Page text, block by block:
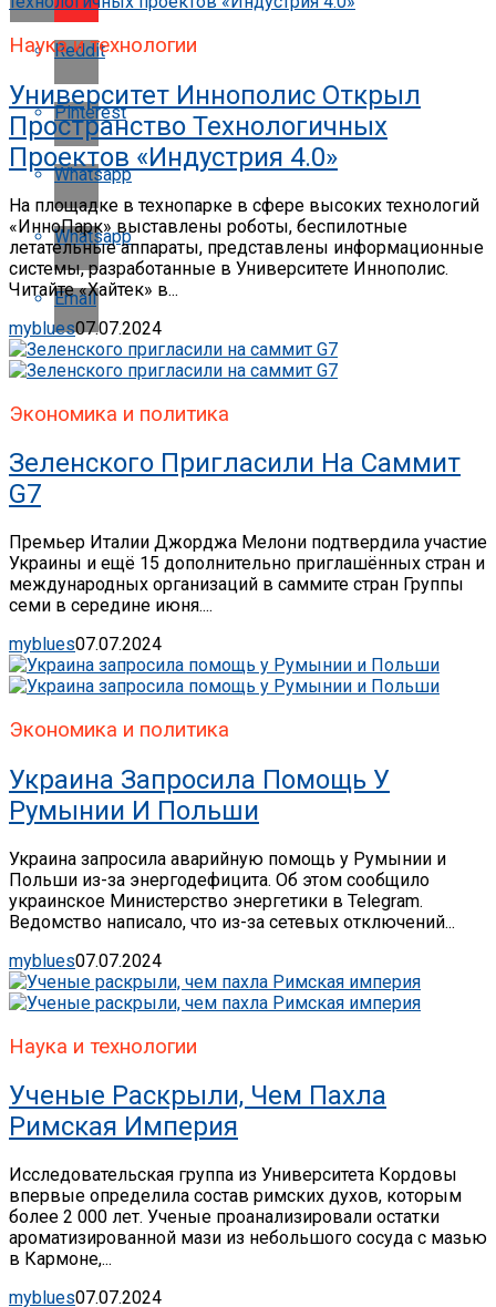
Reddit
Pinterest
Whatsapp
Whatsapp
Email
Наука и технологии
Университет Иннополис Открыл
Пространство Технологичных
Проектов «Индустрия 4.0»
На площадке в технопарке в сфере высоких технологий
«ИнноПарк» выставлены роботы, беспилотные
летательные аппараты, представлены информационные
системы, разработанные в Университете Иннополис.
Читайте «Хайтек» в...
myblues07.07.2024
Экономика и политика
Зеленского Пригласили На Саммит
G7
Премьер Италии Джорджа Мелони подтвердила участие
Украины и ещё 15 дополнительно приглашённых стран и
международных организаций в саммите стран Группы
семи в середине июня....
myblues07.07.2024
Экономика и политика
Украина Запросила Помощь У
Румынии И Польши
Украина запросила аварийную помощь у Румынии и
Польши из-за энергодефицита. Об этом сообщило
украинское Министерство энергетики в Telegram.
Ведомство написало, что из-за сетевых отключений...
myblues07.07.2024
Наука и технологии
Ученые Раскрыли, Чем Пахла
Римская Империя
Исследовательская группа из Университета Кордовы
впервые определила состав римских духов, которым
более 2 000 лет. Ученые проанализировали остатки
ароматизированной мази из небольшого сосуда с мазью
в Кармоне,...
myblues07.07.2024